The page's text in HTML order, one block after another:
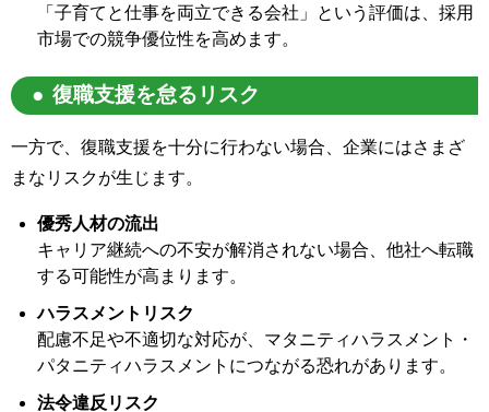
「子育てと仕事を両立できる会社」という評価は、採用
市場での競争優位性を高めます。
復職支援を怠るリスク
一方で、復職支援を十分に行わない場合、企業にはさまざ
まなリスクが生じます。
優秀人材の流出
キャリア継続への不安が解消されない場合、他社へ転職
する可能性が高まります。
ハラスメントリスク
配慮不足や不適切な対応が、マタニティハラスメント・
パタニティハラスメントにつながる恐れがあります。
法令違反リスク